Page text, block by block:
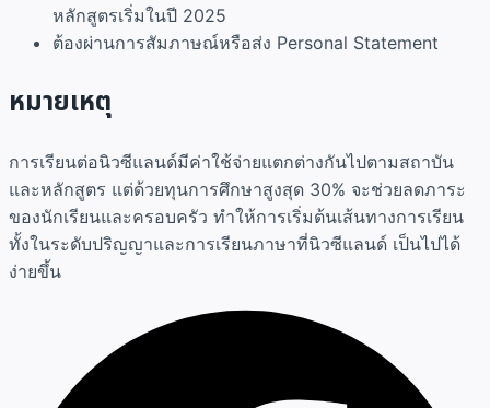
หลักสูตรเริ่มในปี 2025
ต้องผ่านการสัมภาษณ์หรือส่ง Personal Statement
หมายเหตุ
การเรียนต่อนิวซีแลนด์มีค่าใช้จ่ายแตกต่างกันไปตามสถาบัน
และหลักสูตร แต่ด้วยทุนการศึกษาสูงสุด 30% จะช่วยลดภาระ
ของนักเรียนและครอบครัว ทำให้การเริ่มต้นเส้นทางการเรียน
ทั้งในระดับปริญญาและการเรียนภาษาที่นิวซีแลนด์ เป็นไปได้
ง่ายขึ้น